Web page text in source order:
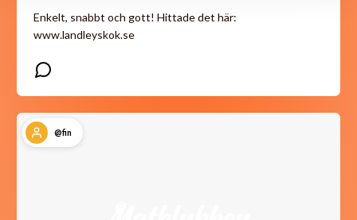
Enkelt, snabbt och gott! Hittade det här:
www.landleyskok.se
@fin